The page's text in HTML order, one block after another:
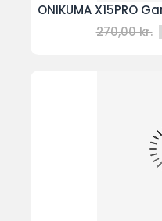
ONIKUMA X15PRO
Normal
pris
270,00 kr.